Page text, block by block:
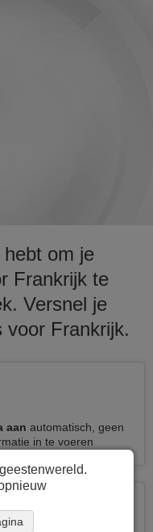
om je
Frankrijk te
Versnel je
voor Frankrijk.
aan automatisch, geen
in te voeren